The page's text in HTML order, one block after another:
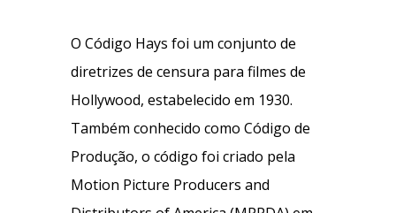
O Código Hays foi um conjunto de
diretrizes de censura para filmes de
Hollywood, estabelecido em 1930.
Também conhecido como Código de
Produção, o código foi criado pela
Motion Picture Producers and